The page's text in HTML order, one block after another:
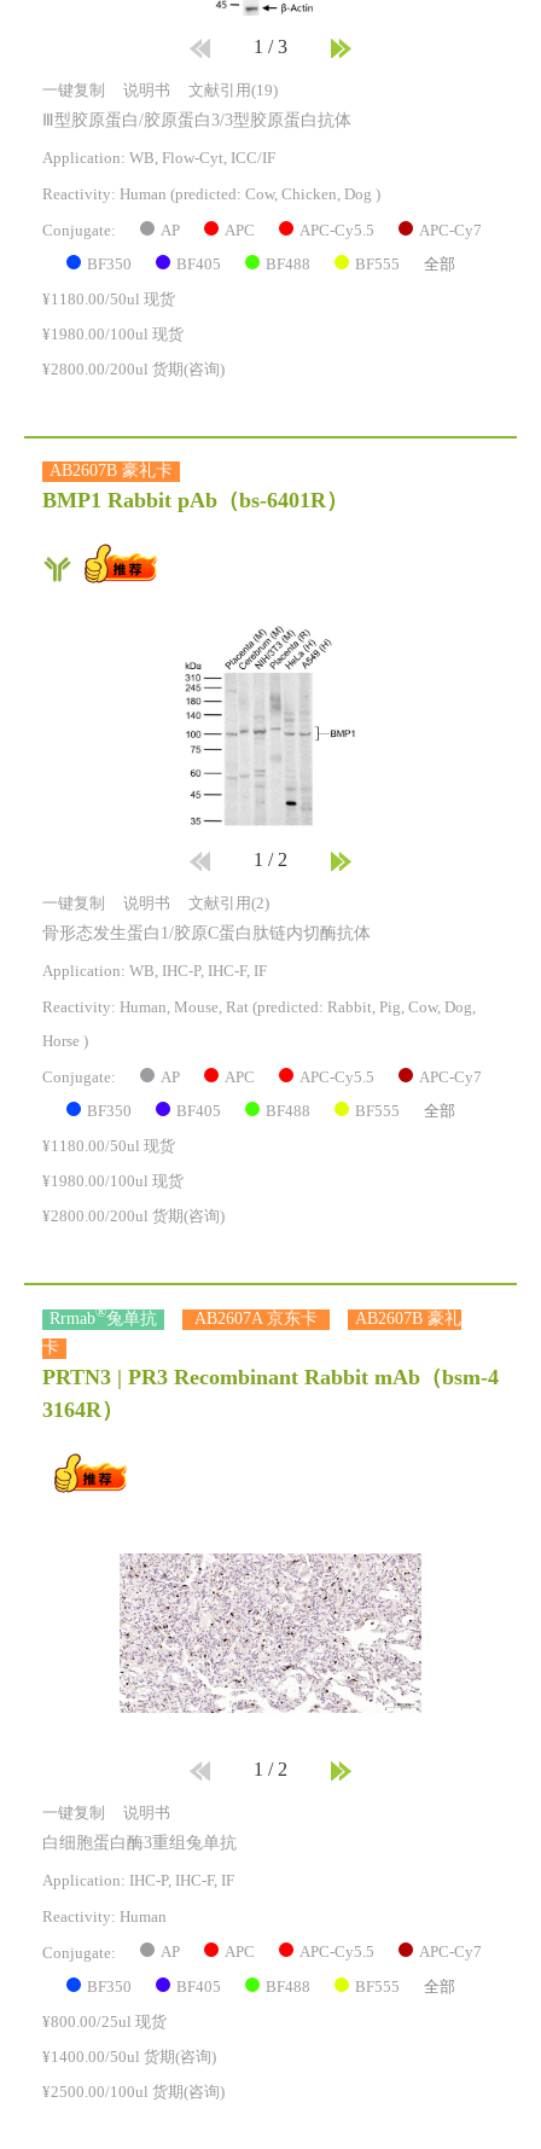
1 /3
一键复制 说明书 文献引用(19)
Ⅲ型胶原蛋白/胶原蛋白3/3型胶原蛋白抗体
Application: WB, Flow-Cyt, ICC/IF
Reactivity: Human (predicted: Cow, Chicken, Dog )
Conjugate: AP APC APC-Cy5.5 APC-Cy7
BF350 BF405 BF488 BF555 全部
¥1180.00/50ul 现货
¥1980.00/100ul 现货
¥2800.00/200ul 货期(咨询)
AB2607B 豪礼卡
BMP1 Rabbit pAb （bs-6401R）
1 /2
一键复制 说明书 文献引用(2)
骨形态发生蛋白1/胶原C蛋白肽链内切酶抗体
Application: WB, IHC-P, IHC-F, IF
Reactivity: Human, Mouse, Rat (predicted: Rabbit, Pig, Cow, Dog,
Horse )
Conjugate: AP APC APC-Cy5.5 APC-Cy7
BF350 BF405 BF488 BF555 全部
¥1180.00/50ul 现货
¥1980.00/100ul 现货
¥2800.00/200ul 货期(咨询)
Rrmab®兔单抗 AB2607A 京东卡
AB2607B 豪礼
卡
PRTN3 | PR3 Recombinant Rabbit mAb （bsm-4
3164R）
1 /2
一键复制 说明书
白细胞蛋白酶3重组兔单抗
Application: IHC-P, IHC-F, IF
Reactivity: Human
Conjugate: AP APC APC-Cy5.5 APC-Cy7
BF350 BF405 BF488 BF555 全部
¥800.00/25ul 现货
¥1400.00/50ul 货期(咨询)
¥2500.00/100ul 货期(咨询)